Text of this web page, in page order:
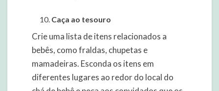
Caça ao tesouro
Crie uma lista de itens relacionados a
bebês, como fraldas, chupetas e
mamadeiras. Esconda os itens em
diferentes lugares ao redor do local do